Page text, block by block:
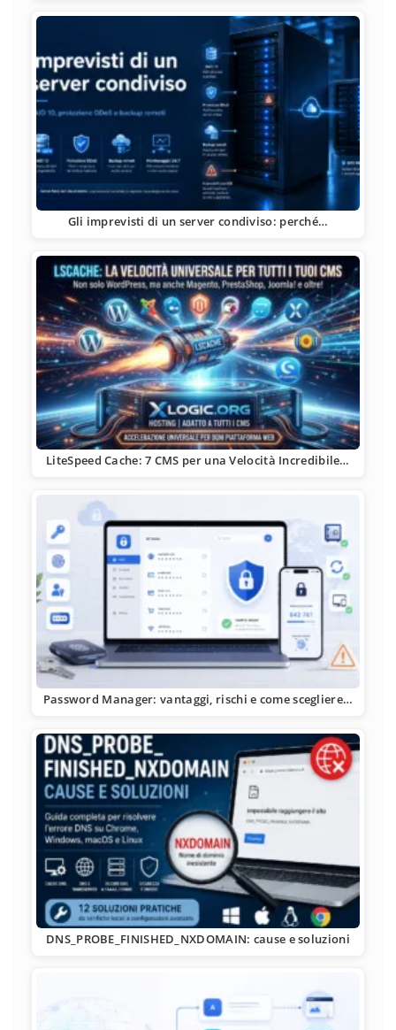
Gli imprevisti di un server condiviso: perché…
LiteSpeed Cache: 7 CMS per una Velocità Incredibile…
Password Manager: vantaggi, rischi e come scegliere…
DNS_PROBE_FINISHED_NXDOMAIN: cause e soluzioni